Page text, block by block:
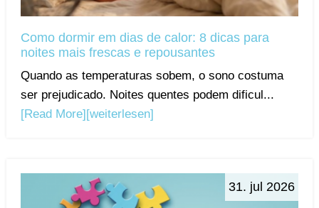
Como dormir em dias de calor: 8 dicas para
noites mais frescas e repousantes
Quando as temperaturas sobem, o sono costuma
ser prejudicado. Noites quentes podem dificul...
[Read More][weiterlesen]
31. jul 2026